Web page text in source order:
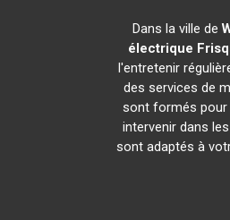
Dans la ville de
électrique
l'entretenir
des services de
sont formés pour
intervenir dans
sont adaptés à